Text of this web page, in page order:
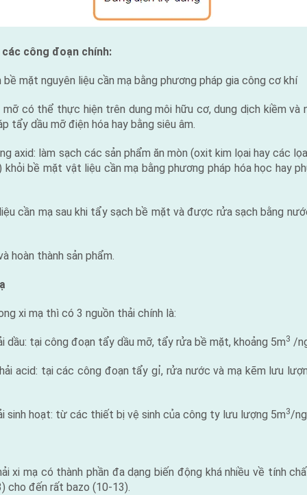
công đoạn chính:
nguyên liệu cần mạ bằng phương pháp gia công cơ khí
thể thực hiện trên dung môi hữu cơ, dung dịch kiềm và
tẩy dầu mỡ điện hóa hay bằng siêu âm.
làm sạch các sản phẩm ăn mòn (oxit kim lọai hay các
khỏi bề mặt vật liệu cần mạ bằng phương pháp hóa học hay
mạ sau khi tẩy sạch bề mặt và được rửa sạch bằng
thành sản phẩm.
xi mạ thì có 3 nguồn thải chính là:
tại công đoạn tẩy dầu mỡ, tẩy rửa bề mặt, khoảng 5m3 /
tại các công đoạn tẩy gỉ, rửa nước và mạ kẽm lưu
hoạt: từ các thiết bị vệ sinh của công ty lưu lượng 5m3/
có thành phần đa dạng biến động khá nhiều về tính
cho đến rất bazo (10-13).